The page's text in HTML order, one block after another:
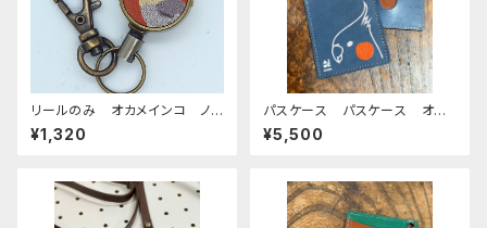
リールのみ オカメインコ ノ
ーマル レッドブラウン おか
めいんこ
¥1,320
パスケース パスケース オカ
メインコ モノトーン 横顔
ネイビー ブラウン 栃木レザ
¥5,500